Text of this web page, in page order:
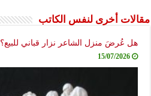
مقالات أخرى لنفس الكاتب
هل عُرضَ منزل الشاعر نزار قباني للبيع؟
15/07/2026